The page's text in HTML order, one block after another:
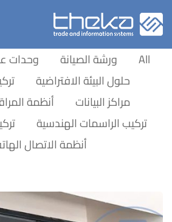
All ورشة الصيانة
وحدات
حلول البيئة الافتراضية
مراكز البيانات
أنظمة
تركيب الراسمات الهندسية
أنظمة الاتصال